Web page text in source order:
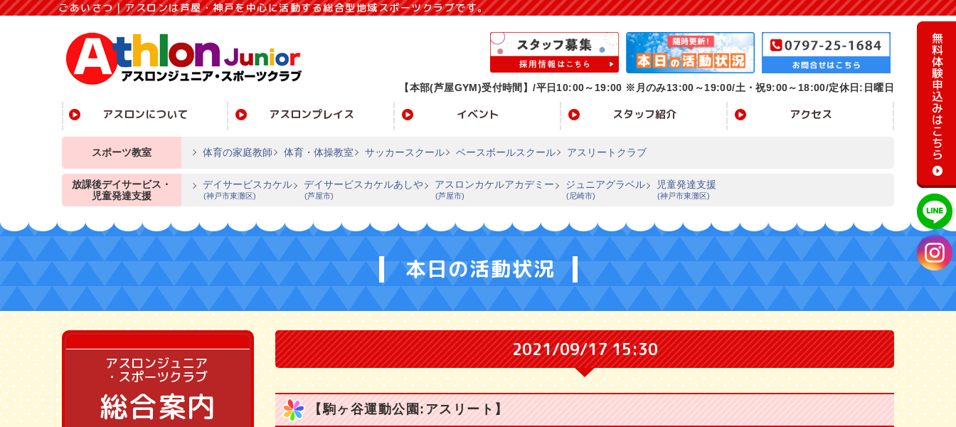
ごあいさつ｜アスロンは芦屋・神戸を中心に活動する総合型地域スポーツクラブです。
【本部(芦屋GYM)受付時間】/平日10:00～19:00 ※月のみ13:00～19:00/土・祝9:00～18:00/定休日:日曜日
アスロンについて アスロンプレイス イベント スタッフ紹介 アクセス
スポーツ教室 体育の家庭教師 体育・体操教室 サッカースクール ベースボールスクール アスリートクラブ
放課後デイサービス・
児童発達支援
デイサービスカケル
(神戸市東灘区)
デイサービスカケルあしや
(芦屋市)
アスロンカケルアカデミー
(芦屋市)
ジュニアグラベル
(尼崎市)
児童発達支援
(神戸市東灘区)
本日の活動状況
2021/09/17 15:30
【駒ヶ谷運動公園:アスリート】
アスロンジュニア
・スポーツクラブ
総合案内